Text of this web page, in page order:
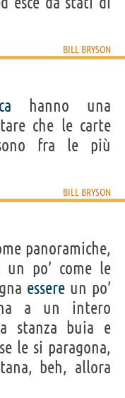
BILL BRYSON
hanno una
che le carte
fra le più
BILL BRYSON
panoramiche,
un po’ come le
essere un po’
a un intero
stanza buia e
le si paragona,
beh, allora